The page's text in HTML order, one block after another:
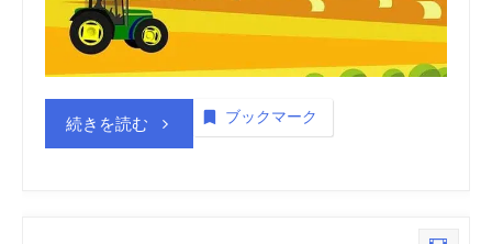
(NAQS)
続きを読む“韓 ブックマーク